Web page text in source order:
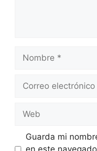
Nombre
Correo
Web
Guarda mi